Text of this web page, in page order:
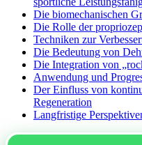
Die biomechanischen
Die Rolle der
Techniken zur
Die Bedeutung von
Die Integration von
Anwendung und
Der Einfluss von
Regeneration
Langfristige